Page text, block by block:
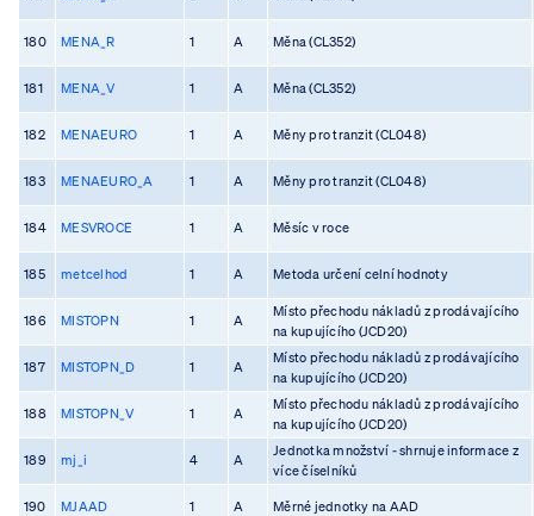
180 MENA_R 1 A Měna (CL352)
181 MENA_V 1 A Měna (CL352)
182 MENAEURO 1 A Měny pro tranzit (CL048)
183 MENAEURO_A 1 A Měny pro tranzit (CL048)
184 MESVROCE 1 A Měsíc v roce
185 metcelhod 1 A Metoda určení celní hodnoty
186 MISTOPN 1 A
Místo přechodu nákladů z prodávajícího
na kupujícího (JCD20)
187 MISTOPN_D 1 A
Místo přechodu nákladů z prodávajícího
na kupujícího (JCD20)
188 MISTOPN_V 1 A
Místo přechodu nákladů z prodávajícího
na kupujícího (JCD20)
189 mj_i 4 A
Jednotka množství - shrnuje informace z
více číselníků
190 MJAAD 1 A Měrné jednotky na AAD